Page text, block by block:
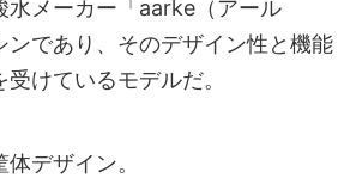
水メーカー「aarke（アール
ンであり、そのデザイン性と機能
けているモデルだ。
デザイン。